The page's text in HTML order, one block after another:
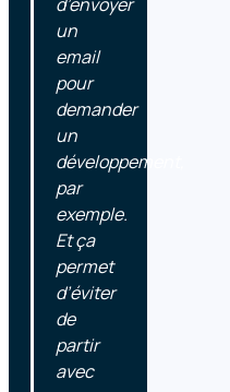
un
email
pour
demander
un
développement,
par
exemple.
Et ça
permet
d’éviter
de
partir
avec